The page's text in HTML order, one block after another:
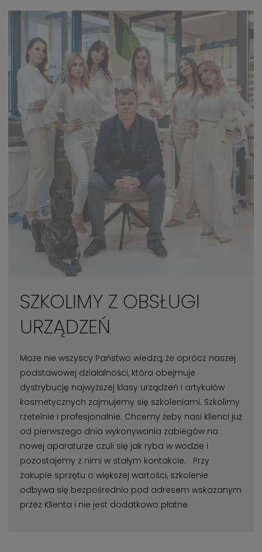
SZKOLIMY Z OBSŁUGI
URZĄDZEŃ
Może nie wszyscy Państwo wiedzą, że oprócz naszej
podstawowej działalności, która obejmuje
dystrybucję najwyższej klasy urządzeń i artykułów
kosmetycznych zajmujemy się szkoleniami. Szkolimy
rzetelnie i profesjonalnie. Chcemy żeby nasi klienci już
od pierwszego dnia wykonywania zabiegów na
nowej aparaturze czuli się jak ryba w wodzie i
pozostajemy z nimi w stałym kontakcie. Przy
zakupie sprzętu o większej wartości, szkolenie
odbywa się bezpośrednio pod adresem wskazanym
przez Klienta i nie jest dodatkowo płatne.